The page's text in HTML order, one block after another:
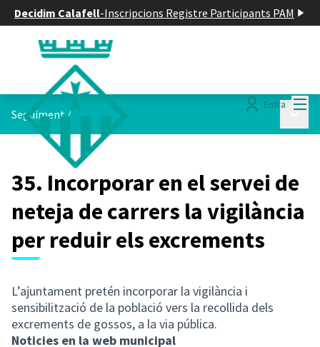
Decidim Calafell-Inscripcions Registre Participants PAM
Entra
Seguiment /
35. Incorporar en el servei de
neteja de carrers la vigilància
per reduir els excrements
L’ajuntament pretén incorporar la vigilància i
sensibilització de la població vers la recollida dels
excrements de gossos, a la via pública.
Noticies en la web municipal